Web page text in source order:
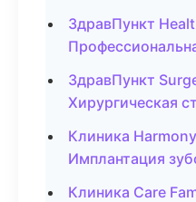
ЗдравПункт
ЗдравПункт
Хирургическая
Клиника
Имплантация
Клиника Care